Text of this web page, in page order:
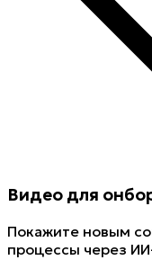
Видео для
Покажите новым
процессы через